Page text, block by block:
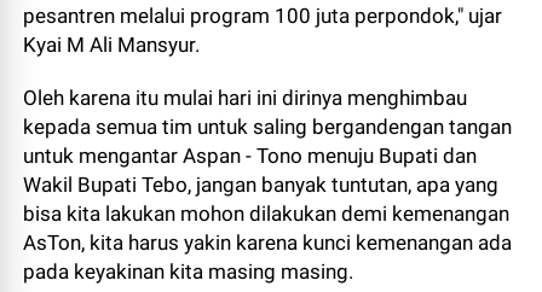
pesantren melalui program 100 juta perpondok," ujar
Kyai M Ali Mansyur.
Oleh karena itu mulai hari ini dirinya menghimbau
kepada semua tim untuk saling bergandengan tangan
untuk mengantar Aspan - Tono menuju Bupati dan
Wakil Bupati Tebo, jangan banyak tuntutan, apa yang
bisa kita lakukan mohon dilakukan demi kemenangan
AsTon, kita harus yakin karena kunci kemenangan ada
pada keyakinan kita masing masing.